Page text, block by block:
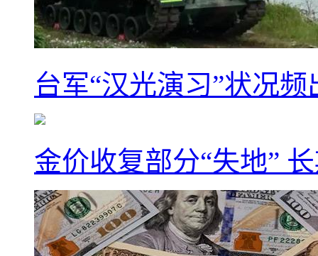
台军“汉光演习”状况
金价收复部分“失地”